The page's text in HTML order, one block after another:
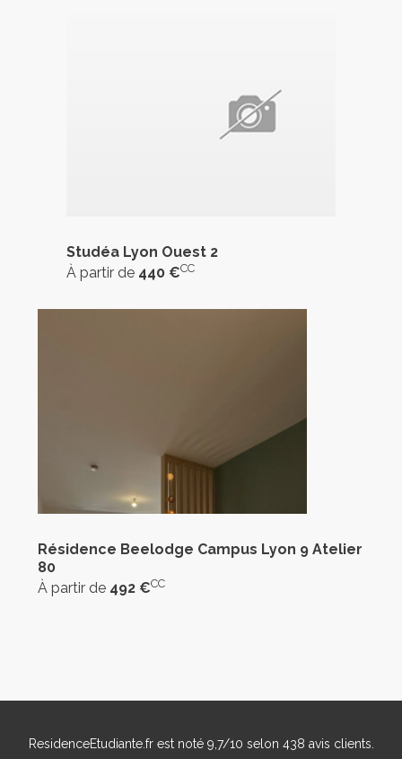
Studéa Lyon Ouest 2
À partir de 440 €CC
Résidence Beelodge Campus Lyon 9 Atelier
80
À partir de 492 €CC
ResidenceEtudiante.frest noté 9,7/10 selon 438 avis clients.